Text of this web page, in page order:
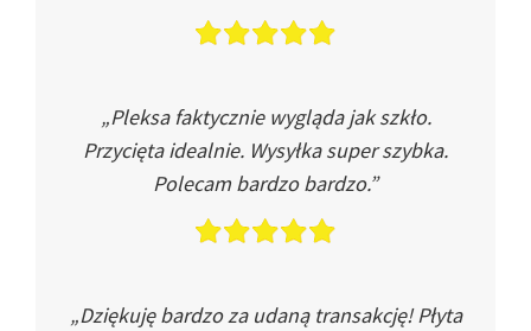
„Pleksa faktycznie wygląda jak szkło.
Przycięta idealnie. Wysyłka super szybka.
Polecam bardzo bardzo.”
„Dziękuję bardzo za udaną transakcję! Płyta